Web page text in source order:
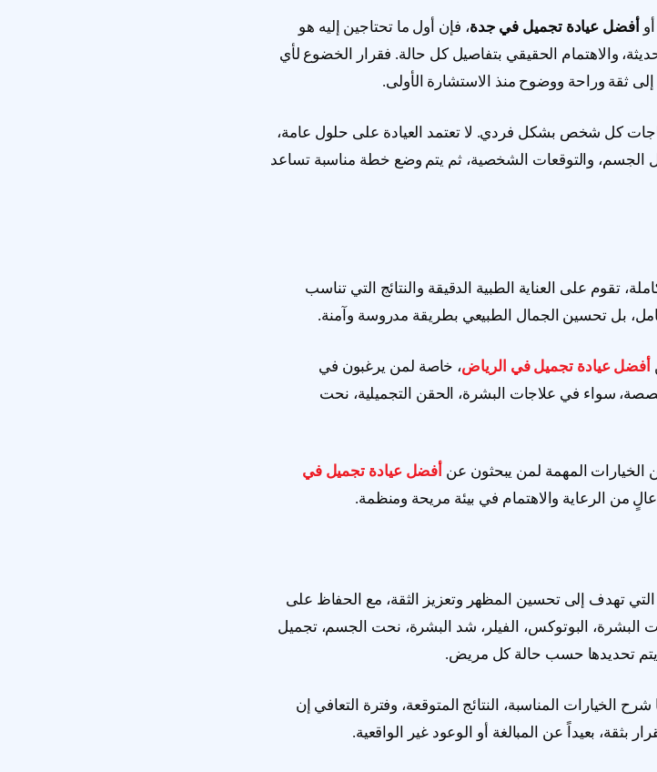
أو أفضل عيادة تجميل في جدة، فإن أول ما تحتاجين إليه هو
والاهتمام الحقيقي بتفاصيل كل حالة. فقرار الخضوع لأي
ثقة وراحة ووضوح منذ الاستشارة الأولى.
كل شخص بشكل فردي. لا تعتمد العيادة على حلول عامة،
الجسم، والتوقعات الشخصية، ثم يتم وضع خطة مناسبة تساعد
تقوم على العناية الطبية الدقيقة والنتائج التي تناسب
بل تحسين الجمال الطبيعي بطريقة مدروسة وآمنة.
أفضل عيادة تجميل في الرياض، خاصة لمن يرغبون في
سواء في علاجات البشرة، الحقن التجميلية، نحت
المهمة لمن يبحثون عن أفضل عيادة تجميل في
الرعاية والاهتمام في بيئة مريحة ومنظمة.
تهدف إلى تحسين المظهر وتعزيز الثقة، مع الحفاظ على
البشرة، البوتوكس، الفيلر، شد البشرة، نحت الجسم، تجميل
يتم تحديدها حسب حالة كل مريض.
الخيارات المناسبة، النتائج المتوقعة، وفترة التعافي إن
بعيداً عن المبالغة أو الوعود غير الواقعية.